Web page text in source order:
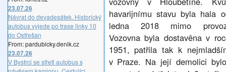
23.07.26
Návrat do devadesátek. Historický
autobus vyjede po trase linky 10
do Ostřešan
From: pardubicky.denik.cz
23.07.26
V Bystrci se střetl autobus s
havarijnímu stavu byla hala
ledna 2018 mimo
Vozovna byla dostavěna v
1951, patřila tak k
v Praze. Na její demolici